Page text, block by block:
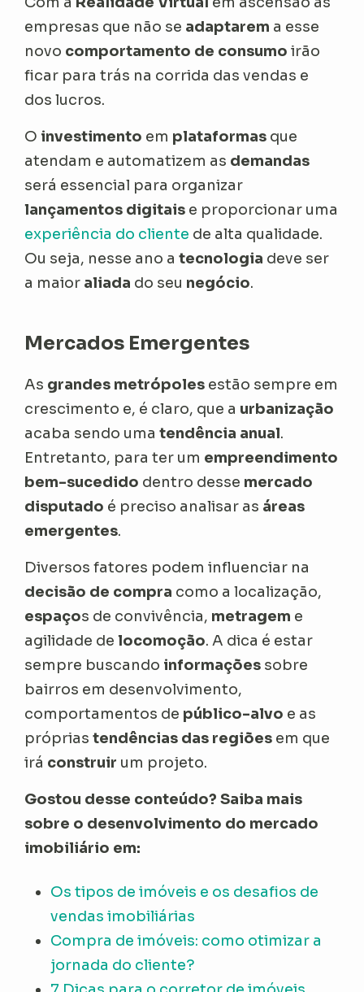
empresas que não se adaptarem a esse
novo comportamento de consumo irão
ficar para trás na corrida das vendas e
dos lucros.
O investimento em plataformas que
atendam e automatizem as demandas
será essencial para organizar
lançamentos digitais e proporcionar uma
experiência do cliente de alta qualidade.
Ou seja, nesse ano a tecnologia deve ser
a maior aliada do seu negócio.
Mercados Emergentes
As grandes metrópoles estão sempre em
crescimento e, é claro, que a urbanização
acaba sendo umatendência anual.
Entretanto, para ter um empreendimento
bem-sucedido dentro desse mercado
disputado é preciso analisar as áreas
emergentes.
Diversos fatores podem influenciar na
decisão de compra como a localização,
espaços de convivência, metragem e
agilidade delocomoção. A dica é estar
sempre buscando informações sobre
bairros em desenvolvimento,
comportamentos de público-alvo e as
própriastendências das regiões em que
irá construir um projeto.
Gostou desse conteúdo? Saiba mais
sobre o desenvolvimento do mercado
imobiliário em:
Os tipos de imóveis e os desafios de
vendas imobiliárias
Compra de imóveis: como otimizar a
jornada do cliente?